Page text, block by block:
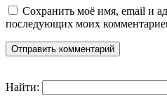
Сохранить моё имя, email и
последующих моих
Найти: